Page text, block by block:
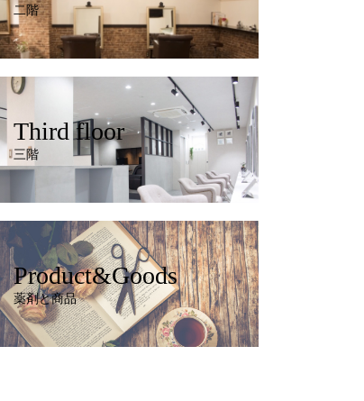
二階
Third floor
三階
Product&Goods
薬剤と商品